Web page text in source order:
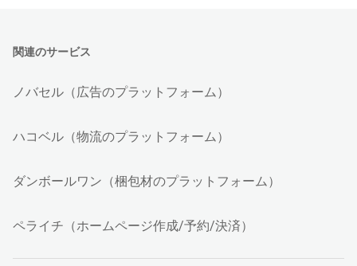
関連のサービス
ノバセル（広告のプラットフォーム）
ハコベル（物流のプラットフォーム）
ダンボールワン（梱包材のプラットフォーム）
ペライチ（ホームページ作成/予約/決済）